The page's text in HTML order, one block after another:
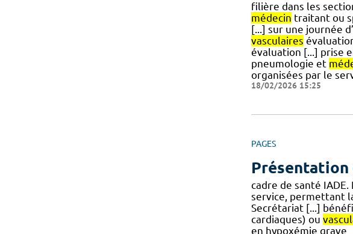
filière dans les
médecin traitant ou
[...] sur une journée
vasculaires
évaluation [...] prise
pneumologie et
organisées par le
18/02/2026 15:25
PAGES
Présentation
cadre de santé
service, permettant
Secrétariat [...]
cardiaques) ou
en hypoxémie grave